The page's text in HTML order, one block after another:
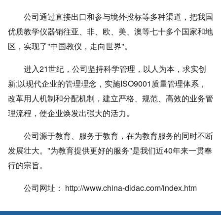
公司通过直接出口和参与境外投标等多种渠道，把我国
优质教学仪器销往亚、非、欧、美、澳等七十多个国家和地
区，实现了"中国教仪，走向世界"。
进入21世纪，公司坚持科学管理，以人为本，求实创
新;以现代企业的管理理念，实施ISO9001质量管理体系，
改革用人机制和分配机制，建立严格、规范、高效的业务管
理流程，使企业焕发出强大的活力。
公司源于教育、服务于教育，在为教育服务的同时不断
发展壮大。"为教育提供更好的服务"是我们近40年来一贯奉
行的宗旨。
公司网址： http://www.china-didac.com/index.htm